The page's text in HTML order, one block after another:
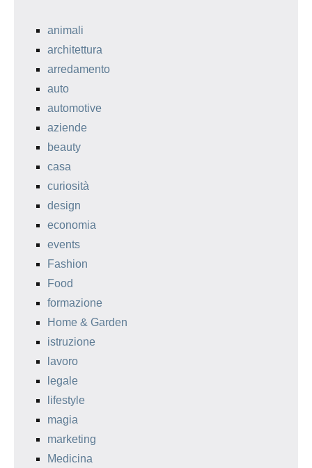
animali
architettura
arredamento
auto
automotive
aziende
beauty
casa
curiosità
design
economia
events
Fashion
Food
formazione
Home & Garden
istruzione
lavoro
legale
lifestyle
magia
marketing
Medicina